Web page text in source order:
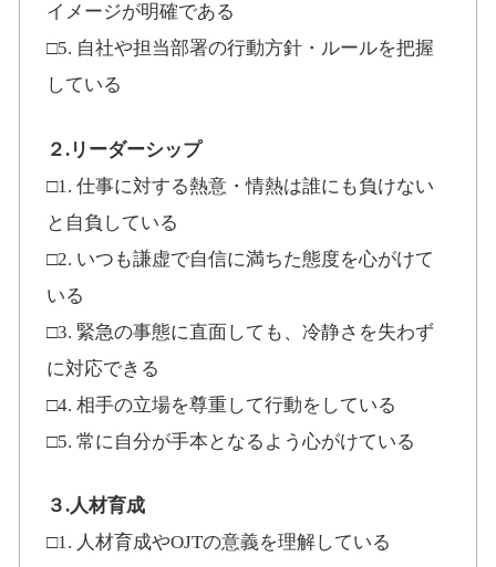
イメージが明確である
□5. 自社や担当部署の行動方針・ルールを把握
している
２.リーダーシップ
□1. 仕事に対する熱意・情熱は誰にも負けない
と自負している
□2. いつも謙虚で自信に満ちた態度を心がけて
いる
□3. 緊急の事態に直面しても、冷静さを失わず
に対応できる
□4. 相手の立場を尊重して行動をしている
□5. 常に自分が手本となるよう心がけている
３.人材育成
□1. 人材育成やOJTの意義を理解している